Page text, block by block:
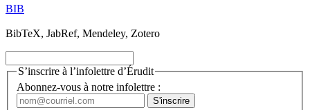
BIB
BibTeX, JabRef, Mendeley, Zotero
S’inscrire à l’infolettre d’Érudit
Abonnez-vous à notre infolettre :